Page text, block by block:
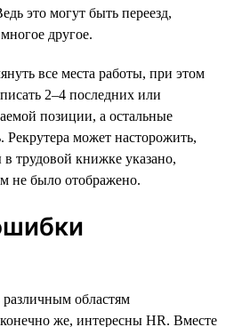
это могут быть переезд,
другое.
все места работы, при этом
2–4 последних или
позиции, а остальные
может насторожить,
в трудовой книжке указано,
не было отображено.
областям
же, интересны HR. Вместе